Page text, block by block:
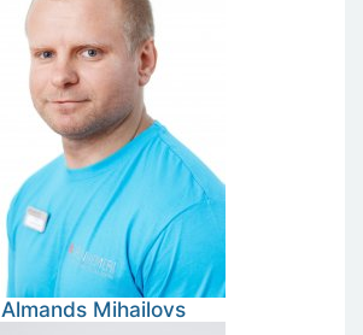
Almands Mihailovs